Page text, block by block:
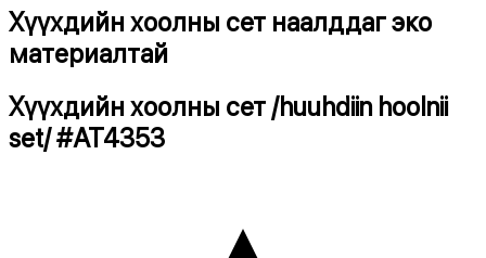
Хүүхдийн хоолны сет наалддаг эко
материалтай
Хүүхдийн хоолны сет /huuhdiin hoolnii
set/#AT4353